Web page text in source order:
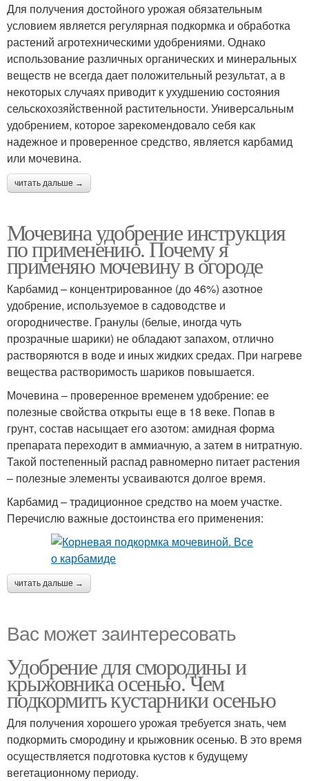
Для получения достойного урожая обязательным
условием является регулярная подкормка и обработка
растений агротехническими удобрениями. Однако
использование различных органических и минеральных
веществ не всегда дает положительный результат, а в
некоторых случаях приводит к ухудшению состояния
сельскохозяйственной растительности. Универсальным
удобрением, которое зарекомендовало себя как
надежное и проверенное средство, является карбамид
или мочевина.
читать дальше →
Мочевина удобрение инструкция
по применению. Почему я
применяю мочевину в огороде
Карбамид – концентрированное (до 46%) азотное
удобрение, используемое в садоводстве и
огородничестве. Гранулы (белые, иногда чуть
прозрачные шарики) не обладают запахом, отлично
растворяются в воде и иных жидких средах. При нагреве
вещества растворимость шариков повышается.
Мочевина – проверенное временем удобрение: ее
полезные свойства открыты еще в 18 веке. Попав в
грунт, состав насыщает его азотом: амидная форма
препарата переходит в аммиачную, а затем в нитратную.
Такой постепенный распад равномерно питает растения
– полезные элементы усваиваются долгое время.
Карбамид – традиционное средство на моем участке.
Перечислю важные достоинства его применения:
читать дальше →
Вас может заинтересовать
Удобрение для смородины и
крыжовника осенью. Чем
подкормить кустарники осенью
Для получения хорошего урожая требуется знать, чем
подкормить смородину и крыжовник осенью. В это время
осуществляется подготовка кустов к будущему
вегетационному периоду.